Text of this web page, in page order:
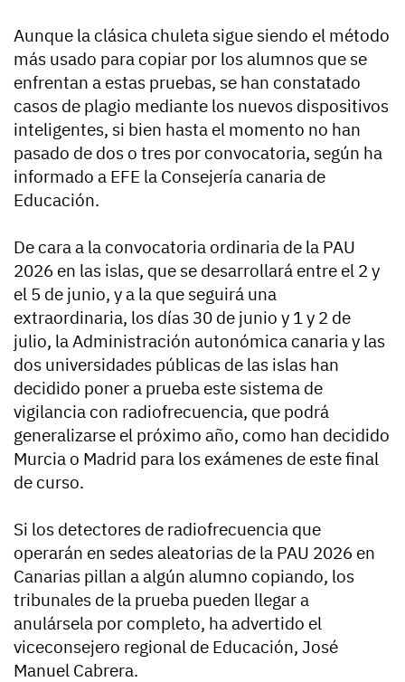
Aunque la clásica chuleta sigue siendo el método
más usado para copiar por los alumnos que se
enfrentan a estas pruebas, se han constatado
casos de plagio mediante los nuevos dispositivos
inteligentes, si bien hasta el momento no han
pasado de dos o tres por convocatoria, según ha
informado a EFE la Consejería canaria de
Educación.
De cara a la convocatoria ordinaria de la PAU
2026 en las islas, que se desarrollará entre el 2 y
el 5 de junio, y a la que seguirá una
extraordinaria, los días 30 de junio y 1 y 2 de
julio, la Administración autonómica canaria y las
dos universidades públicas de las islas han
decidido poner a prueba este sistema de
vigilancia con radiofrecuencia, que podrá
generalizarse el próximo año, como han decidido
Murcia o Madrid para los exámenes de este final
de curso.
Si los detectores de radiofrecuencia que
operarán en sedes aleatorias de la PAU 2026 en
Canarias pillan a algún alumno copiando, los
tribunales de la prueba pueden llegar a
anulársela por completo, ha advertido el
viceconsejero regional de Educación, José
Manuel Cabrera.